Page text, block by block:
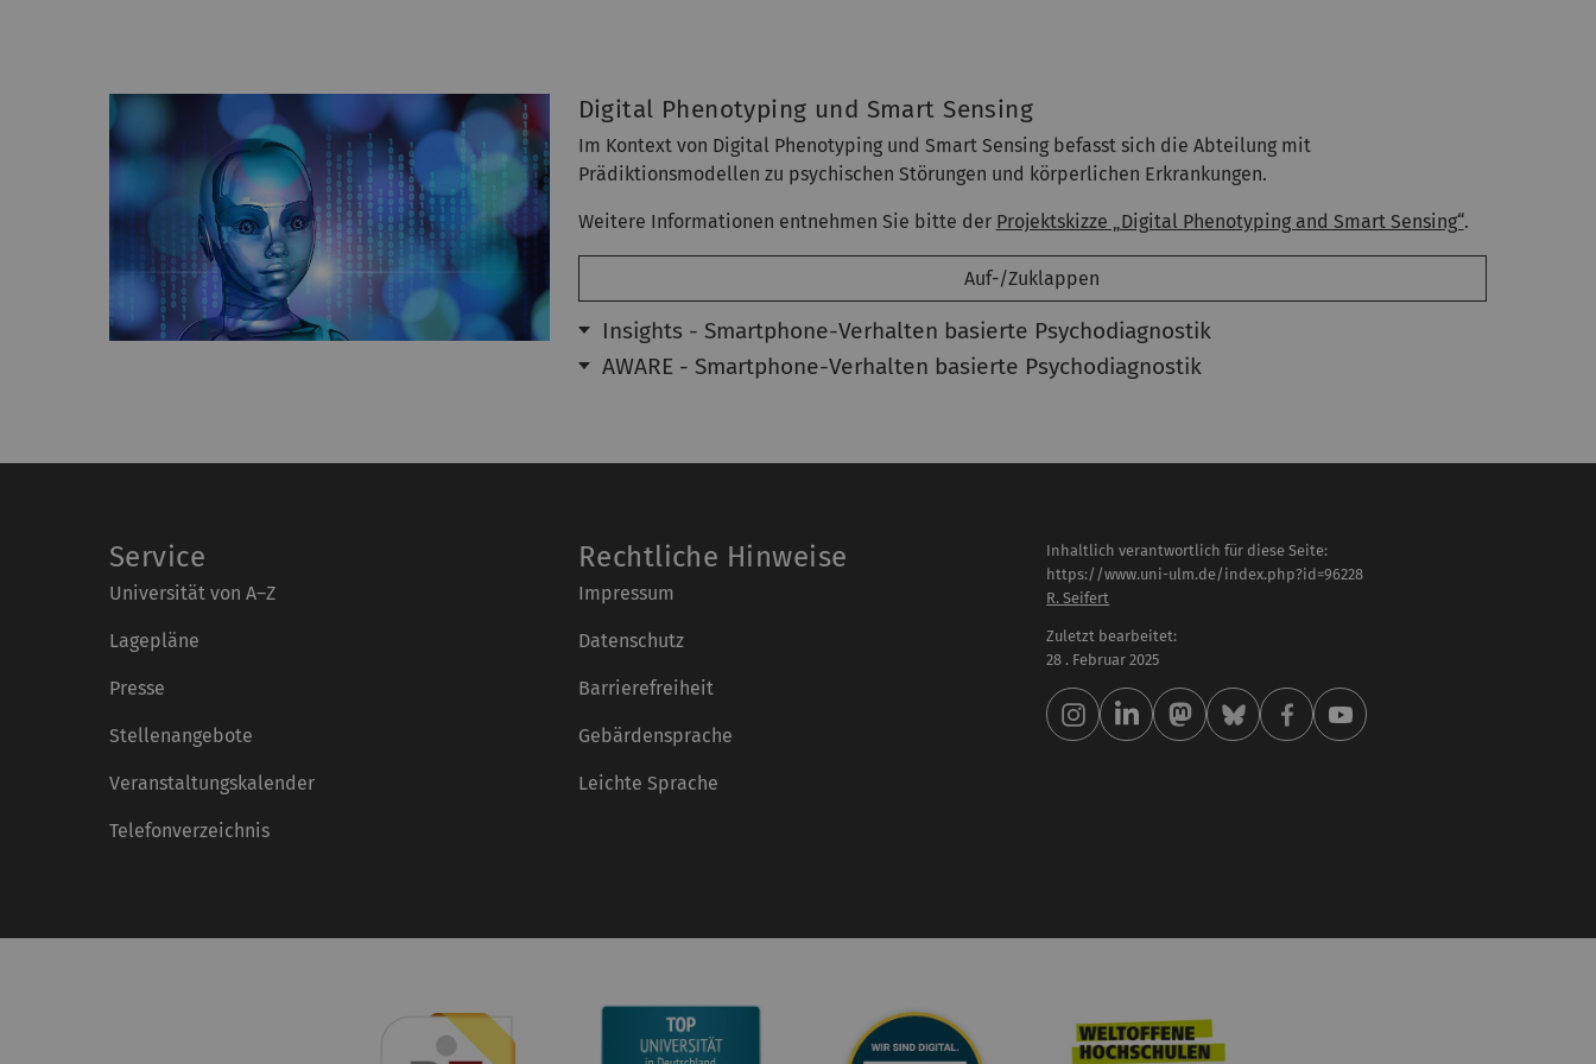
Digital Phenotyping und Smart Sensing
Im Kontext von Digital Phenotyping und Smart Sensing befasst sich die Abteilung mit
Prädiktionsmodellen zu psychischen Störungen und körperlichen Erkrankungen.
Weitere Informationen entnehmen Sie bitte der Projektskizze „Digital Phenotyping and Smart Sensing“.
Auf-/Zuklappen
Insights - Smartphone-Verhalten basierte Psychodiagnostik
AWARE - Smartphone-Verhalten basierte Psychodiagnostik
Service
Universität von A–Z
Lagepläne
Presse
Stellenangebote
Veranstaltungskalender
Telefonverzeichnis
Rechtliche Hinweise
Impressum
Datenschutz
Barrierefreiheit
Gebärdensprache
Leichte Sprache
Inhaltlich verantwortlich für diese Seite:
https://www.uni-ulm.de/index.php?id=96228
R. Seifert
Zuletzt bearbeitet:
28 . Februar 2025